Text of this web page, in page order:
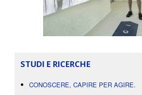
STUDI E RICERCHE
CONOSCERE, CAPIRE PER AGIRE.